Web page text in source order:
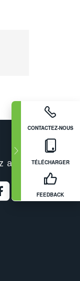
CONTACTEZ-NOUS
TÉLÉCHARGER
FEEDBACK
avec nous